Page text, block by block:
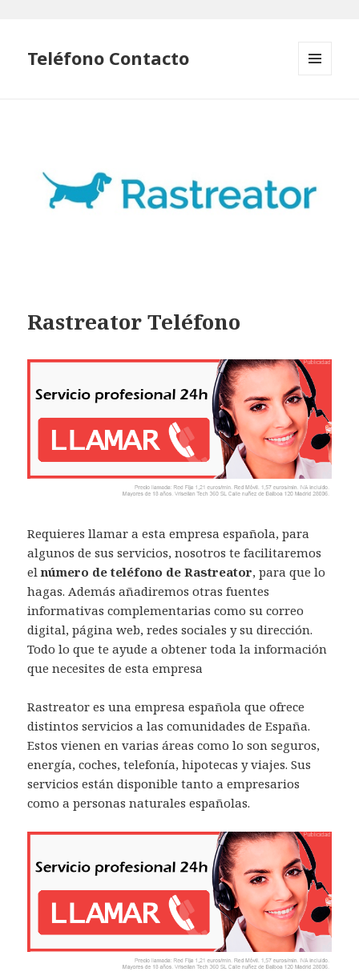
Teléfono Contacto
Rastreator Teléfono
Requieres llamar a esta empresa española, para
algunos de sus servicios, nosotros te facilitaremos
elnúmero de teléfono de Rastreator, para que lo
hagas. Además añadiremos otras fuentes
informativas complementarias como su correo
digital, página web, redes sociales y su dirección.
Todo lo que te ayude a obtener toda la información
que necesites de esta empresa
Rastreator es una empresa española que ofrece
distintos servicios a las comunidades de España.
Estos vienen en varias áreas como lo son seguros,
energía, coches, telefonía, hipotecas y viajes. Sus
servicios están disponible tanto a empresarios
como a personas naturales españolas.